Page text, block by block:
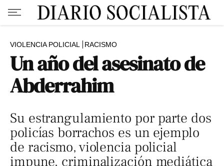
VIOLENCIA POLICIAL RACISMO
Un año del asesinato de
Abderrahim
Su estrangulamiento por parte dos
policías borrachos es un ejemplo
de racismo, violencia policial
impune, criminalización mediática